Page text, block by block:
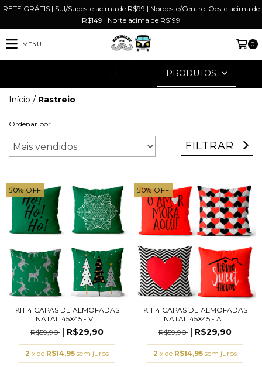
RETE GRÁTIS | Sul/Sudeste acima de R$99 | Nordeste/Centro-Oeste acima de
R$149 | Norte acima de R$199
MENU 0
PRODUTOS
Início / Rastreio
Ordenar por
FILTRAR
50%OFF
KIT 4 CAPAS DE ALMOFADAS
NATAL 45X45 - V...
R$59,90
R$29,90
2 x de R$14,95 sem juros
50%OFF
KIT 4 CAPAS DE ALMOFADAS
NATAL 45X45 - A...
R$59,90
R$29,90
2 x de R$14,95 sem juros